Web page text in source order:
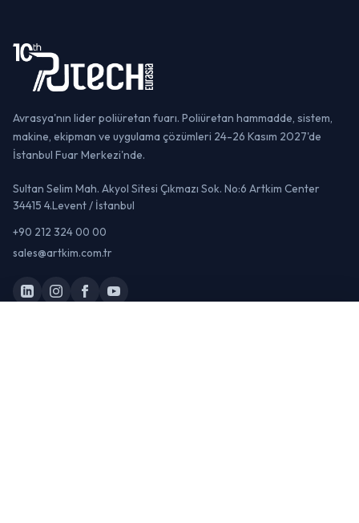
Avrasya'nın lider poliüretan fuarı. Poliüretan hammadde, sistem,
makine, ekipman ve uygulama çözümleri 24-26 Kasım 2027'de
İstanbul Fuar Merkezi'nde.
Sultan Selim Mah. Akyol Sitesi Çıkmazı Sok. No:6 Artkim Center
34415 4.Levent / İstanbul
+90 212 324 00 00
sales@artkim.com.tr